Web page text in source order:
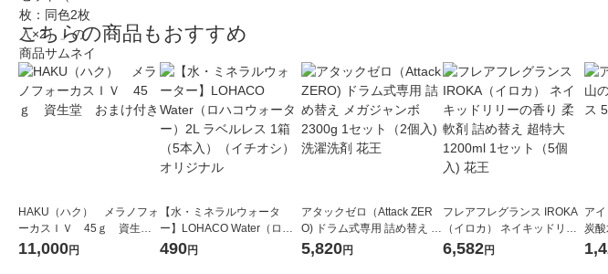
こちらの商品もおすすめ
HAKU（ハク） メラノフォ
ーカスＩＶ 45ｇ 資生
堂 おまけ付き
11,000円
【水・ミネラルウォータ
ー】LOHACO Water（ロハ
コウォーター）2L ラベルレ
490円
アタックゼロ（Attack ZER
O) ドラム式専用 詰め替え メ
ガジャンボ 2300g 1セット
5,820円
フレアフレグランス IROKA
（イロカ） ネイキッドリリ
ーの香り 柔軟剤 詰め替え 超
6,582円
ア
炭
箱（